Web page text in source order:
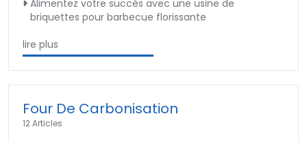
Alimentez votre succès avec une usine de
briquettes pour barbecue florissante
lire plus
Four De Carbonisation
12 Articles